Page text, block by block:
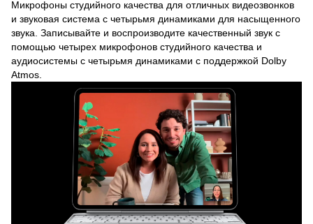
Микрофоны студийного качества для отличных видеозвонков
и звуковая система с четырьмя динамиками для насыщенного
звука. Записывайте и воспроизводите качественный звук с
помощью четырех микрофонов студийного качества и
аудиосистемы с четырьмя динамиками с поддержкой Dolby
Atmos.